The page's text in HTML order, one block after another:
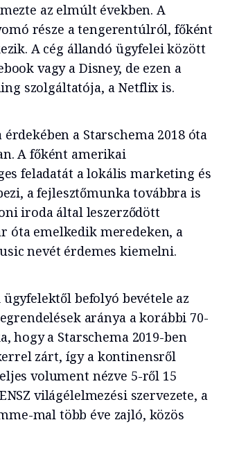
az elmúlt években. A
része a tengerentúlról, főként
A cég állandó ügyfelei között
vagy a Disney, de ezen a
szolgáltatója, a Netflix is.
a Starschema 2018 óta
A főként amerikai
feladatát a lokális marketing és
a fejlesztőmunka továbbra is
iroda által leszerződött
óta emelkedik meredeken, a
nevét érdemes kiemelni.
befolyó bevétele az
aránya a korábbi 70-
hogy a Starschema 2019-ben
zárt, így a kontinensről
volument nézve 5-ről 15
világélelmezési szervezete, a
mal több éve zajló, közös